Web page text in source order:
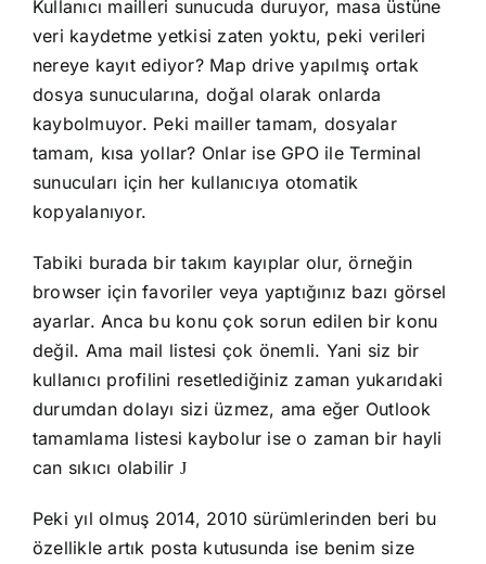
Kullanıcı mailleri sunucuda duruyor, masa üstüne
veri kaydetme yetkisi zaten yoktu, peki verileri
nereye kayıt ediyor? Map drive yapılmış ortak
dosya sunucularına, doğal olarak onlarda
kaybolmuyor. Peki mailler tamam, dosyalar
tamam, kısa yollar? Onlar ise GPO ile Terminal
sunucuları için her kullanıcıya otomatik
kopyalanıyor.
Tabiki burada bir takım kayıplar olur, örneğin
browser için favoriler veya yaptığınız bazı görsel
ayarlar. Anca bu konu çok sorun edilen bir konu
değil. Ama mail listesi çok önemli. Yani siz bir
kullanıcı profilini resetlediğiniz zaman yukarıdaki
durumdan dolayı sizi üzmez, ama eğer Outlook
tamamlama listesi kaybolur ise o zaman bir hayli
can sıkıcı olabilir J
Peki yıl olmuş 2014, 2010 sürümlerinden beri bu
özellikle artık posta kutusunda ise benim size